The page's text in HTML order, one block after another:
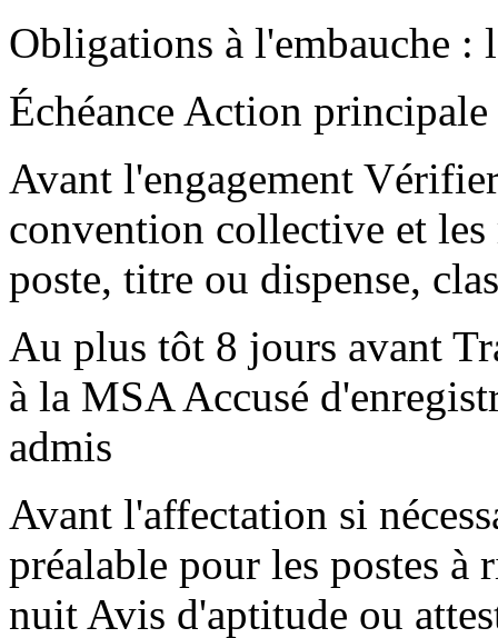
Obligations à l'embauche :
Échéance Action
Avant l'engagement
convention collective et
poste, titre ou dispense,
Au plus tôt 8 jours avant
à la MSA Accusé
admis
Avant l'affectation si
préalable pour les postes à
nuit Avis d'aptitude ou